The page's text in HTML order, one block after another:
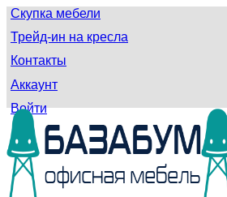
Скупка мебели
Трейд-ин на кресла
Контакты
Аккаунт
Войти